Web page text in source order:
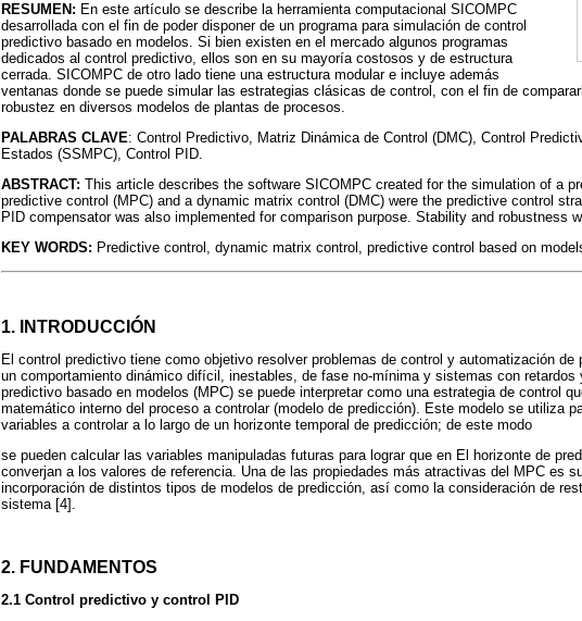
RESUMEN: En este artículo se describe la herramienta computacional SICOMPC
desarrollada con el fin de poder disponer de un programa para simulación de control
predictivo basado en modelos. Si bien existen en el mercado algunos programas
dedicados al control predictivo, ellos son en su mayoría costosos y de estructura
cerrada. SICOMPC de otro lado tiene una estructura modular e incluye además
ventanas donde se puede simular las estrategias clásicas de control, con el fin de
robustez en diversos modelos de plantas de procesos.
PALABRAS CLAVE: Control Predictivo, Matriz Dinámica de Control (DMC), Control
Estados (SSMPC), Control PID.
ABSTRACT: This article describes the software SICOMPC created for the simulation of a
predictive control (MPC) and a dynamic matrix control (DMC) were the predictive control
PID compensator was also implemented for comparison purpose. Stability and robustness
KEY WORDS: Predictive control, dynamic matrix control, predictive control based on
1. INTRODUCCIÓN
El control predictivo tiene como objetivo resolver problemas de control y automatización
un comportamiento dinámico difícil, inestables, de fase no-mínima y sistemas con retardos
predictivo basado en modelos (MPC) se puede interpretar como una estrategia de control
matemático interno del proceso a controlar (modelo de predicción). Este modelo se utiliza
variables a controlar a lo largo de un horizonte temporal de predicción; de este modo
se pueden calcular las variables manipuladas futuras para lograr que en El horizonte de
converjan a los valores de referencia. Una de las propiedades más atractivas del MPC es
incorporación de distintos tipos de modelos de predicción, así como la consideración de
sistema [4].
2. FUNDAMENTOS
2.1 Control predictivo y control PID